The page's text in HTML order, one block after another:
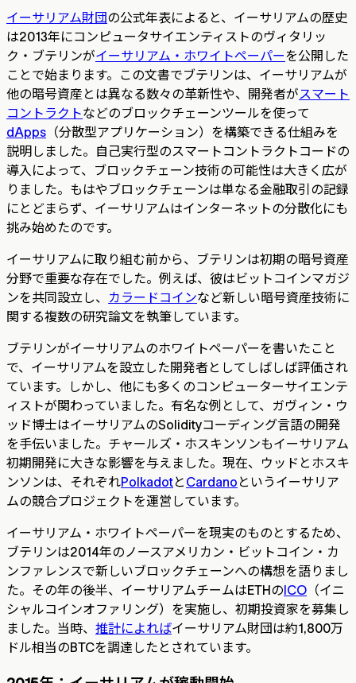
イーサリアム財団の公式年表によると、イーサリアムの歴史
は2013年にコンピュータサイエンティストのヴィタリッ
ク・ブテリンがイーサリアム・ホワイトペーパーを公開した
ことで始まります。この文書でブテリンは、イーサリアムが
他の暗号資産とは異なる数々の革新性や、開発者がスマート
コントラクトなどのブロックチェーンツールを使って
dApps （分散型アプリケーション）を構築できる仕組みを
説明しました。自己実行型のスマートコントラクトコードの
導入によって、ブロックチェーン技術の可能性は大きく広が
りました。もはやブロックチェーンは単なる金融取引の記録
にとどまらず、イーサリアムはインターネットの分散化にも
挑み始めたのです。
イーサリアムに取り組む前から、ブテリンは初期の暗号資産
分野で重要な存在でした。例えば、彼はビットコインマガジ
ンを共同設立し、
カラードコインなど新しい暗号資産技術に
関する複数の研究論文を執筆しています。
ブテリンがイーサリアムのホワイトペーパーを書いたこと
で、イーサリアムを設立した開発者としてしばしば評価され
ています。しかし、他にも多くのコンピューターサイエンテ
ィストが関わっていました。有名な例として、ガヴィン・ウ
ッド博士はイーサリアムのSolidityコーディング言語の開発
を手伝いました。チャールズ・ホスキンソンもイーサリアム
初期開発に大きな影響を与えました。現在、ウッドとホスキ
ンソンは、それぞれPolkadotと Cardano というイーサリア
ムの競合プロジェクトを運営しています。
イーサリアム・ホワイトペーパーを現実のものとするため、
ブテリンは2014年のノースアメリカン・ビットコイン・カ
ンファレンスで新しいブロックチェーンへの構想を語りまし
た。その年の後半、イーサリアムチームはETHのICO （イニ
シャルコインオファリング）を実施し、初期投資家を募集し
ました。当時、 推計によればイーサリアム財団は約1,800万
ドル相当のBTCを調達したとされています。